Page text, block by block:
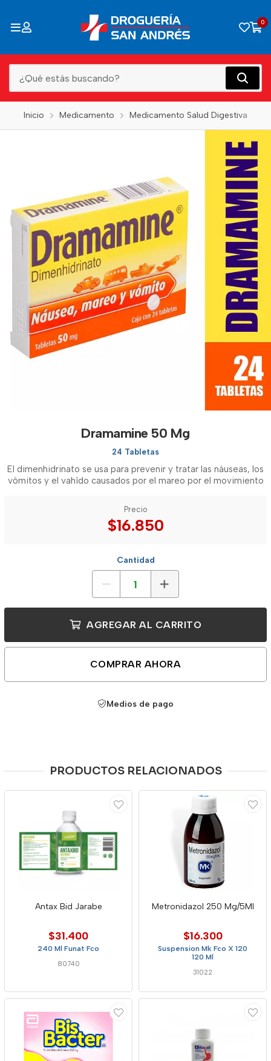
0
Inicio Medicamento Medicamento Salud Digestiva
Dramamine 50 Mg
24 Tabletas
El dimenhidrinato se usa para prevenir y tratar las náuseas, los
vómitos y el vahído causados por el mareo por el movimiento
Precio
$16.850
Cantidad
AGREGAR AL CARRITO
COMPRAR AHORA
Medios de pago
PRODUCTOS RELACIONADOS
Antax Bid Jarabe
$31.400
240 Ml Funat Fco
80740
Metronidazol 250 Mg/5Ml
$16.300
Suspension Mk Fco X 120
120 Ml
31022